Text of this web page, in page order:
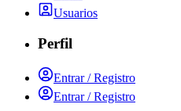
Usuarios
Perfil
Entrar / Registro
Entrar / Registro